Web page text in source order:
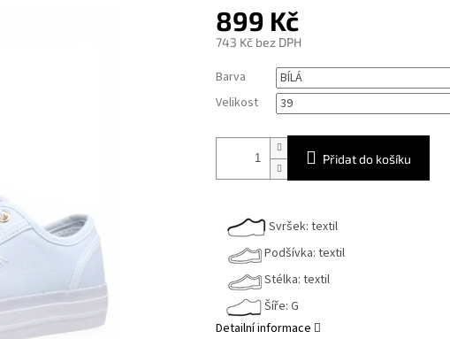
899 Kč
743 Kč bez DPH
cena:
Barva
Velikost
Přidat do košíku
Svršek: textil
Podšívka: textil
Stélka: textil
Šíře: G
Detailní informace